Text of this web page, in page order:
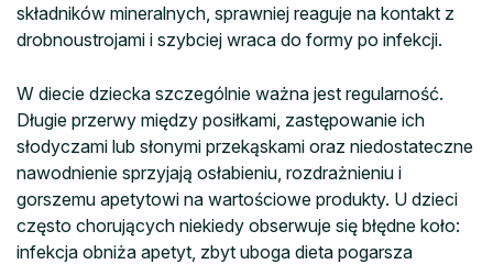
składników mineralnych, sprawniej reaguje na kontakt z
drobnoustrojami i szybciej wraca do formy po infekcji.
W diecie dziecka szczególnie ważna jest regularność.
Długie przerwy między posiłkami, zastępowanie ich
słodyczami lub słonymi przekąskami oraz niedostateczne
nawodnienie sprzyjają osłabieniu, rozdrażnieniu i
gorszemu apetytowi na wartościowe produkty. U dzieci
często chorujących niekiedy obserwuje się błędne koło:
infekcja obniża apetyt, zbyt uboga dieta pogarsza